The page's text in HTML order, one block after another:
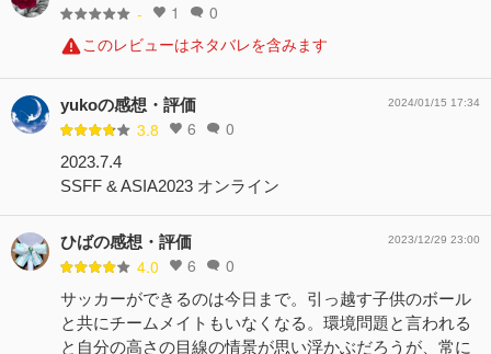
- 1 0
このレビューはネタバレを含みます
yukoの感想・評価
3.8 6 0
2024/01/15 17:34
2023.7.4
SSFF & ASIA2023 オンライン
ひばの感想・評価
4.0 6 0
2023/12/29 23:00
サッカーができるのは今日まで。引っ越す子供のボール
と共にチームメイトもいなくなる。環境問題と言われる
と自分の高さの目線の情景が思い浮かぶだろうが、常に